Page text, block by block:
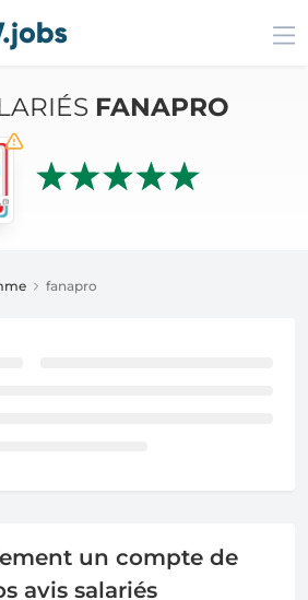
FANAPRO
fanapro
un compte de
avis salariés